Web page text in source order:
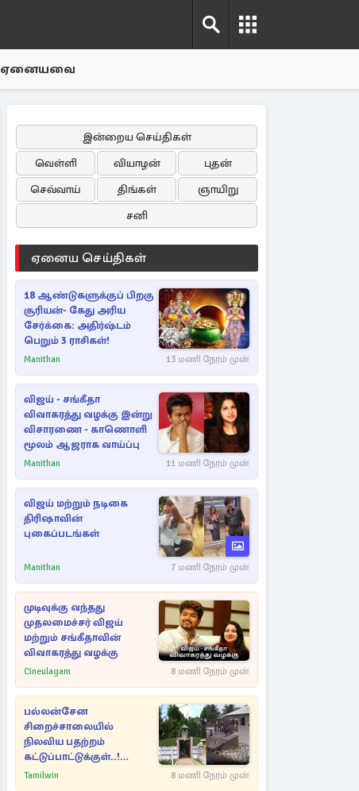
ஏனையவை
இன்றைய செய்திகள்
வெள்ளி
வியாழன்
புதன்
செவ்வாய்
திங்கள்
ஞாயிறு
சனி
ஏனைய செய்திகள்
18 ஆண்டுகளுக்குப் பிறகு
சூரியன்- கேது அரிய
சேர்க்கை: அதிர்ஷ்டம்
பெறும் 3 ராசிகள்!
Manithan 13 மணி நேரம் முன்
விஜய் - சங்கீதா
விவாகரத்து வழக்கு இன்று
விசாரணை - காணொளி
மூலம் ஆஜராக வாய்ப்பு
Manithan 11 மணி நேரம் முன்
விஜய் மற்றும் நடிகை
திரிஷாவின்
புகைப்படங்கள்
Manithan 7 மணி நேரம் முன்
முடிவுக்கு வந்தது
முதலமைச்சர் விஜய்
மற்றும் சங்கீதாவின்
விவாகரத்து வழக்கு
Cineulagam 8 மணி நேரம் முன்
பல்லன்சேன
சிறைச்சாலையில்
நிலவிய பதற்றம்
கட்டுப்பாட்டுக்குள்..!
அதிரடியாக களமிறங்கிய
Tamilwin 8 மணி நேரம் முன்